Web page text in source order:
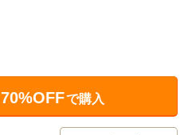
70%OFFで購入